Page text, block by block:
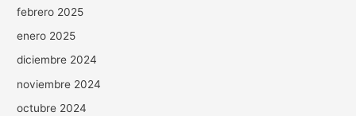
febrero 2025
enero 2025
diciembre 2024
noviembre 2024
octubre 2024